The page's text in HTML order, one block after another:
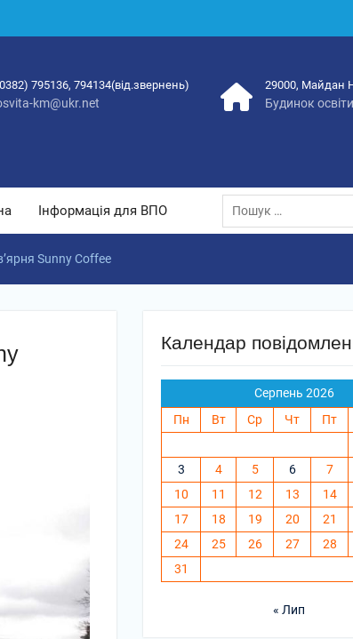
795136, 794134(від.звернень)
km@ukr.net
29000, Майдан
Будинок освіти
Інформація для ВПО
Пошук:
Sunny Coffee
Календар
Серпень 2026
Пн
Вт Ср Чт Пт
3
4 5 6 7
10
11 12 13 14
17
18 19 20 21
24
25 26 27 28
31
« Лип